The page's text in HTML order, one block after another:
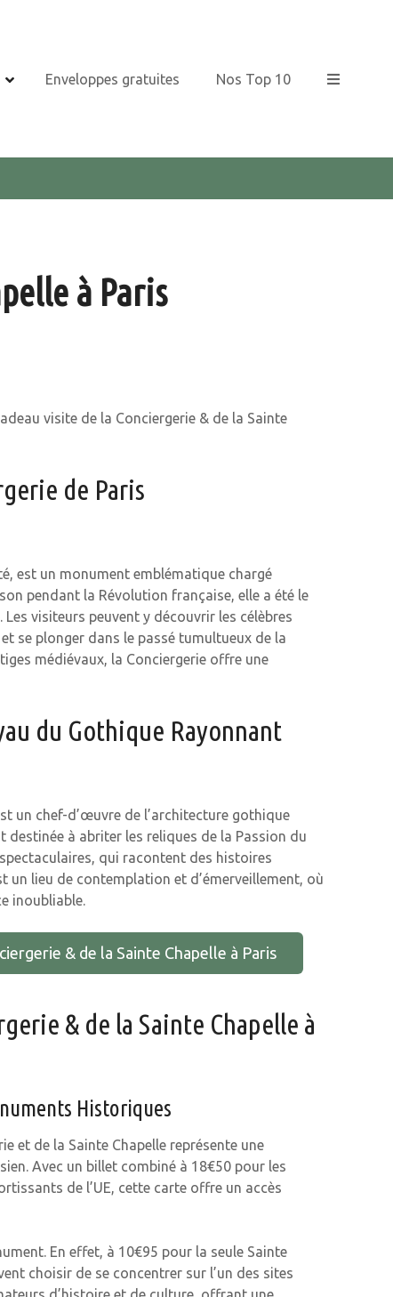
Enveloppes gratuites Nos Top 10
à Paris
visite de la Conciergerie & de la Sainte
de Paris
est un monument emblématique chargé
pendant la Révolution française, elle a été le
visiteurs peuvent y découvrir les célèbres
se plonger dans le passé tumultueux de la
médiévaux, la Conciergerie offre une
du Gothique Rayonnant
un chef-d’œuvre de l’architecture gothique
destinée à abriter les reliques de la Passion du
qui racontent des histoires
un lieu de contemplation et d’émerveillement, où
inoubliable.
& de la Sainte Chapelle à Paris
& de la Sainte Chapelle à
Historiques
et de la Sainte Chapelle représente une
Avec un billet combiné à 18€50 pour les
de l’UE, cette carte offre un accès
En effet, à 10€95 pour la seule Sainte
choisir de se concentrer sur l’un des sites